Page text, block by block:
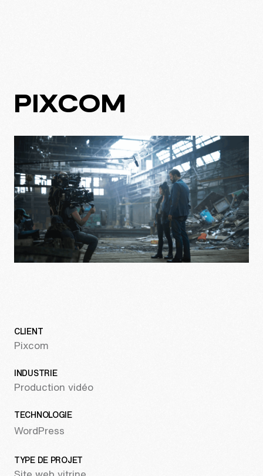
À PROPOS
EXPERTISE
PROJETS
CULTURE
BLOGUE
Montréal, QC H2R 0C2
PIXCOM
CLIENT
Pixcom
INDUSTRIE
Production vidéo
TECHNOLOGIE
WordPress
TYPE DE PROJET
Site web vitrine